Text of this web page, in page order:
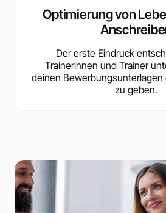
Optimierung von
Der erste Eindruck
Trainerinnen und Trainer
deinen
zu geben.